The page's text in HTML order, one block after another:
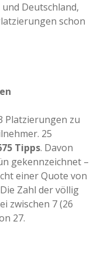
Deutschland,
schon
Platzierungen zu
25
Tipps. Davon
gekennzeichnet –
einer Quote von
Zahl der völlig
zwischen 7 (26
27.